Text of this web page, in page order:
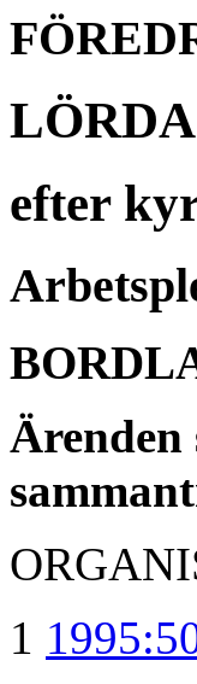
efter
Ärenden
1